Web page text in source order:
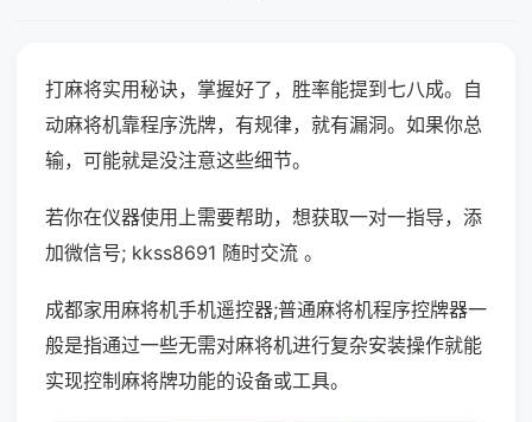
打麻将实用秘诀，掌握好了，胜率能提到七八成。自
动麻将机靠程序洗牌，有规律，就有漏洞。如果你总
输，可能就是没注意这些细节。
若你在仪器使用上需要帮助，想获取一对一指导，添
加微信号; kkss8691 随时交流 。
成都家用麻将机手机遥控器;普通麻将机程序控牌器一
般是指通过一些无需对麻将机进行复杂安装操作就能
实现控制麻将牌功能的设备或工具。